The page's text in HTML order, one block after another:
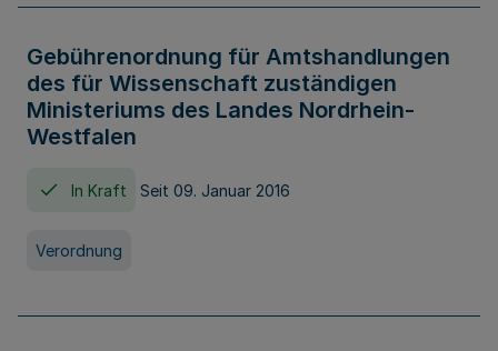
Gebührenordnung für Amtshandlungen
des für Wissenschaft zuständigen
Ministeriums des Landes Nordrhein-
Westfalen
In Kraft Seit 09. Januar 2016
Verordnung